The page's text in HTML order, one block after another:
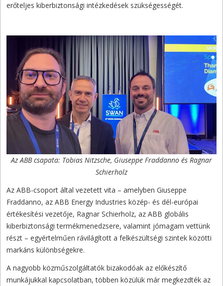
erőteljes kiberbiztonsági intézkedések szükségességét.
Az ABB csapata: Tobias Nitzsche, Giuseppe Fraddanno és Ragnar
Schierholz
Az ABB-csoport által vezetett vita – amelyben Giuseppe
Fraddanno, az ABB Energy Industries közép- és dél-európai
értékesítési vezetője, Ragnar Schierholz, az ABB globális
kiberbiztonsági termékmenedzsere, valamint jómagam vettünk
részt – egyértelműen rávilágított a felkészültségi szintek közötti
markáns különbségekre.
A nagyobb közműszolgáltatók bizakodóak az előkészítő
munkájukkal kapcsolatban, többen közülük már megkezdték az